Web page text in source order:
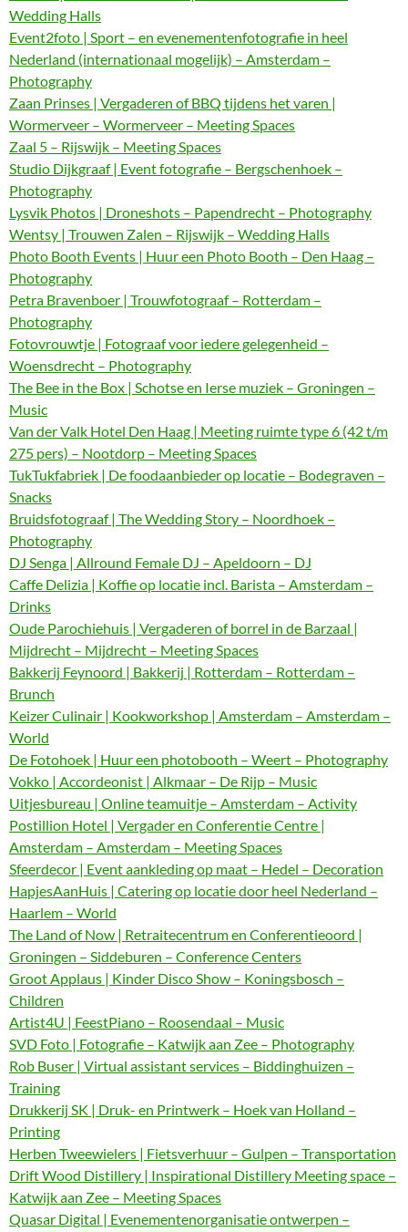
Wedding Halls
Event2foto | Sport – en evenementenfotografie in heel
Nederland (internationaal mogelijk) – Amsterdam –
Photography
Zaan Prinses | Vergaderen of BBQ tijdens het varen |
Wormerveer – Wormerveer – Meeting Spaces
Zaal 5 – Rijswijk – Meeting Spaces
Studio Dijkgraaf | Event fotografie – Bergschenhoek –
Photography
Lysvik Photos | Droneshots – Papendrecht – Photography
Wentsy | Trouwen Zalen – Rijswijk – Wedding Halls
Photo Booth Events | Huur een Photo Booth – Den Haag –
Photography
Petra Bravenboer | Trouwfotograaf – Rotterdam –
Photography
Fotovrouwtje | Fotograaf voor iedere gelegenheid –
Woensdrecht – Photography
The Bee in the Box | Schotse en Ierse muziek – Groningen –
Music
Van der Valk Hotel Den Haag | Meeting ruimte type 6 (42 t/m
275 pers) – Nootdorp – Meeting Spaces
TukTukfabriek | De foodaanbieder op locatie – Bodegraven –
Snacks
Bruidsfotograaf | The Wedding Story – Noordhoek –
Photography
DJ Senga | Allround Female DJ – Apeldoorn – DJ
Caffe Delizia | Koffie op locatie incl. Barista – Amsterdam –
Drinks
Oude Parochiehuis | Vergaderen of borrel in de Barzaal |
Mijdrecht – Mijdrecht – Meeting Spaces
Bakkerij Feynoord | Bakkerij | Rotterdam – Rotterdam –
Brunch
Keizer Culinair | Kookworkshop | Amsterdam – Amsterdam –
World
De Fotohoek | Huur een photobooth – Weert – Photography
Vokko | Accordeonist | Alkmaar – De Rijp – Music
Uitjesbureau | Online teamuitje – Amsterdam – Activity
Postillion Hotel | Vergader en Conferentie Centre |
Amsterdam – Amsterdam – Meeting Spaces
Sfeerdecor | Event aankleding op maat – Hedel – Decoration
HapjesAanHuis | Catering op locatie door heel Nederland –
Haarlem – World
The Land of Now | Retraitecentrum en Conferentieoord |
Groningen – Siddeburen – Conference Centers
Groot Applaus | Kinder Disco Show – Koningsbosch –
Children
Artist4U | FeestPiano – Roosendaal – Music
SVD Foto | Fotografie – Katwijk aan Zee – Photography
Rob Buser | Virtual assistant services – Biddinghuizen –
Training
Drukkerij SK | Druk- en Printwerk – Hoek van Holland –
Printing
Herben Tweewielers | Fietsverhuur – Gulpen – Transportation
Drift Wood Distillery | Inspirational Distillery Meeting space –
Katwijk aan Zee – Meeting Spaces
Quasar Digital | Evenementenorganisatie ontwerpen –